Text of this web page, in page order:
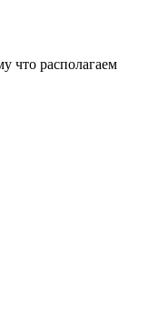
что располагаем